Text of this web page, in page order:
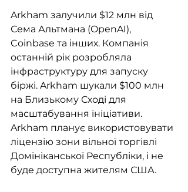
Arkham залучили $12 млн від
Сема Альтмана (OpenAI),
Coinbase та інших. Компанія
останній рік розробляла
інфраструктуру для запуску
біржі. Arkham шукали $100 млн
на Близькому Сході для
масштабування ініціативи.
Arkham планує використовувати
ліцензію зони вільної торгівлі
Домініканської Республіки, і не
буде доступна жителям США.